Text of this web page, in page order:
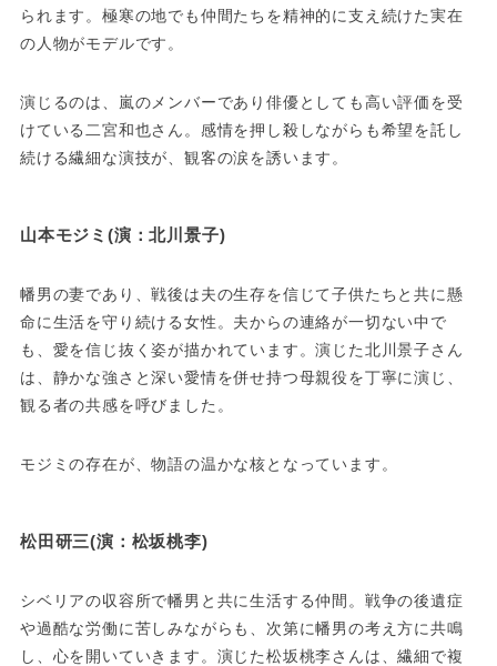
られます。極寒の地でも仲間たちを精神的に支え続けた実在
の人物がモデルです。
演じるのは、嵐のメンバーであり俳優としても高い評価を受
けている二宮和也さん。感情を押し殺しながらも希望を託し
続ける繊細な演技が、観客の涙を誘います。
山本モジミ(演：北川景子)
幡男の妻であり、戦後は夫の生存を信じて子供たちと共に懸
命に生活を守り続ける女性。夫からの連絡が一切ない中で
も、愛を信じ抜く姿が描かれています。演じた北川景子さん
は、静かな強さと深い愛情を併せ持つ母親役を丁寧に演じ、
観る者の共感を呼びました。
モジミの存在が、物語の温かな核となっています。
松田研三(演：松坂桃李)
シベリアの収容所で幡男と共に生活する仲間。戦争の後遺症
や過酷な労働に苦しみながらも、次第に幡男の考え方に共鳴
し、心を開いていきます。演じた松坂桃李さんは、繊細で複